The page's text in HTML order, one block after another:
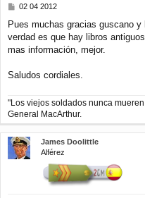
M
n
s
a
02 04 2012
Pues muchas gracias guscano
verdad es que hay libros
mas información, mejor.
Saludos cordiales.
"Los viejos soldados nunca
General MacArthur.
James Doolittle
Alférez